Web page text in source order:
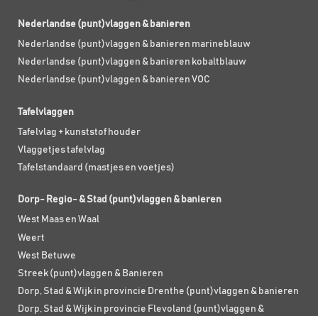
Nederlandse (punt)vlaggen & banieren
Nederlandse (punt)vlaggen & banieren marineblauw
Nederlandse (punt)vlaggen & banieren kobaltblauw
Nederlandse (punt)vlaggen & banieren VOC
Tafelvlaggen
Tafelvlag + kunststof houder
Vlaggetjes tafelvlag
Tafelstandaard (mastjes en voetjes)
Dorp- Regio- & Stad (punt)vlaggen & banieren
West Maas en Waal
Weert
West Betuwe
Streek (punt)vlaggen & Banieren
Dorp, Stad & Wijk in provincie Drenthe (punt)vlaggen & banieren
Dorp, Stad & Wijk in provincie Flevoland (punt)vlaggen &